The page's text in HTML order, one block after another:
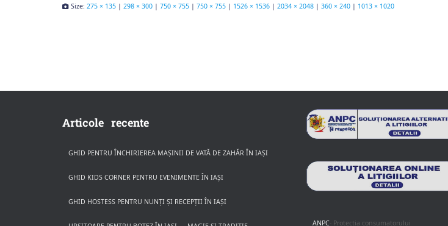
Size: 275 × 135 | 298 × 300 | 750 × 755 | 750 × 755 | 1526 × 1536 | 2034 × 2048 | 360 × 240 | 1013 × 1020
Articole recente
GHID PENTRU ÎNCHIRIEREA MAȘINII DE VATĂ DE ZAHĂR ÎN IAȘI
GHID KIDS CORNER PENTRU EVENIMENTE ÎN IAȘI
GHID HOSTESS PENTRU NUNȚI ȘI RECEPȚII ÎN IAȘI
ANPC- Protectia consumatorului